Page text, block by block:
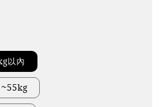
以內